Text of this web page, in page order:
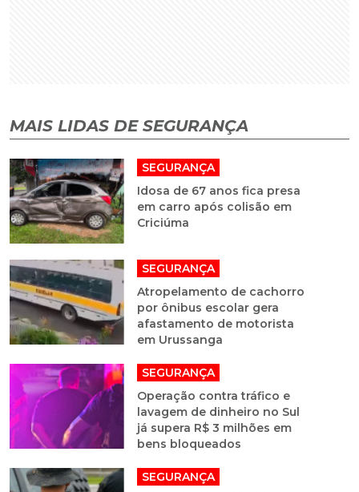
MAIS LIDAS DE SEGURANÇA
SEGURANÇA
Idosa de 67 anos fica presa
em carro após colisão em
Criciúma
SEGURANÇA
Atropelamento de cachorro
por ônibus escolar gera
afastamento de motorista
em Urussanga
SEGURANÇA
Operação contra tráfico e
lavagem de dinheiro no Sul
já supera R$ 3 milhões em
bens bloqueados
SEGURANÇA